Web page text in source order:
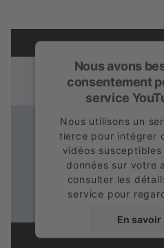
Nous avons
consentement
service
Nous utilisons un
tierce pour intégrer
vidéos
données sur votre
consulter les
service pour
En savoir
BetteSensory